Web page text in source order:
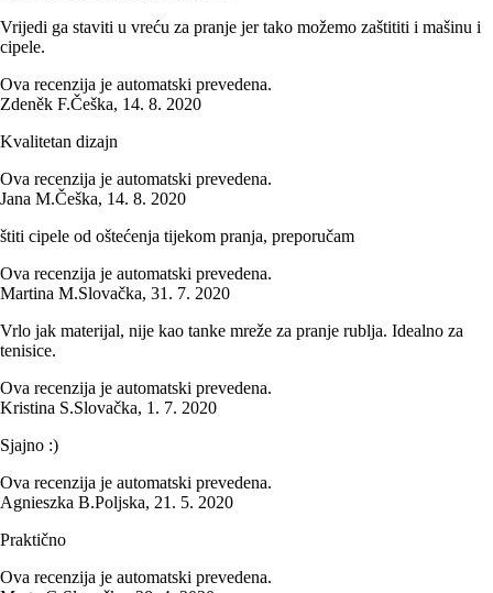
Vrijedi ga staviti u vreću za pranje jer tako možemo zaštititi i mašinu i
cipele.
Ova recenzija je automatski prevedena.
Zdeněk F.Češka, 14. 8. 2020
Kvalitetan dizajn
Ova recenzija je automatski prevedena.
Jana M.Češka, 14. 8. 2020
štiti cipele od oštećenja tijekom pranja, preporučam
Ova recenzija je automatski prevedena.
Martina M.Slovačka, 31. 7. 2020
Vrlo jak materijal, nije kao tanke mreže za pranje rublja. Idealno za
tenisice.
Ova recenzija je automatski prevedena.
Kristina S.Slovačka, 1. 7. 2020
Sjajno :)
Ova recenzija je automatski prevedena.
Agnieszka B.Poljska, 21. 5. 2020
Praktično
Ova recenzija je automatski prevedena.